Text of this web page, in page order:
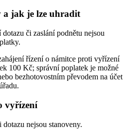
a jak je lze uhradit
či zaslání podnětu nejsou
řízení o námitce proti vyřízení
100 Kč; správní poplatek je možné
bezhotovostním převodem na účet
vyřízení
nejsou stanoveny.